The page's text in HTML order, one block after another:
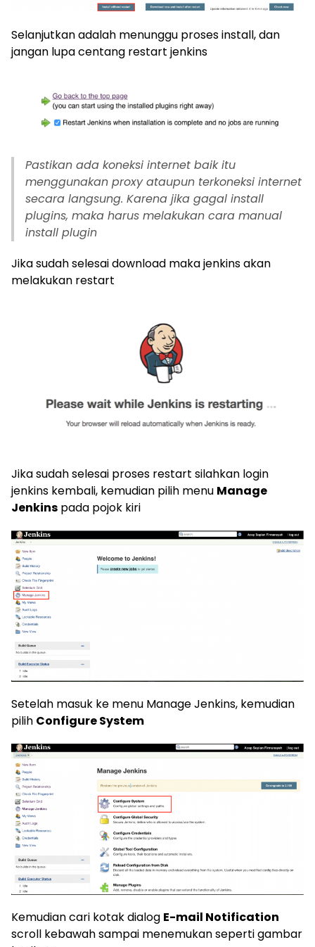
Selanjutkan adalah menunggu proses install, dan
jangan lupa centang restart jenkins
Pastikan ada koneksi internet baik itu
menggunakan proxy ataupun terkoneksi internet
secara langsung. Karena jika gagal install
plugins, maka harus melakukan cara manual
install plugin
Jika sudah selesai download maka jenkins akan
melakukan restart
Jika sudah selesai proses restart silahkan login
jenkins kembali, kemudian pilih menu Manage
Jenkins pada pojok kiri
Setelah masuk ke menu Manage Jenkins, kemudian
pilih Configure System
Kemudian cari kotak dialog E-mail Notification
scroll kebawah sampai menemukan seperti gambar